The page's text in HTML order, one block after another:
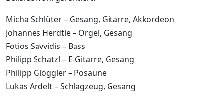
Micha Schlüter – Gesang, Gitarre, Akkordeon
Johannes Herdtle – Orgel, Gesang
Fotios Savvidis – Bass
Philipp Schatzl – E-Gitarre, Gesang
Philipp Glöggler – Posaune
Lukas Ardelt – Schlagzeug, Gesang